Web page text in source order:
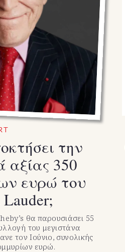
την
αξίας 350
ευρώ του
θα παρουσιάσει 55
του μεγιστάνα
τον Ιούνιο, συνολικής
ευρώ.